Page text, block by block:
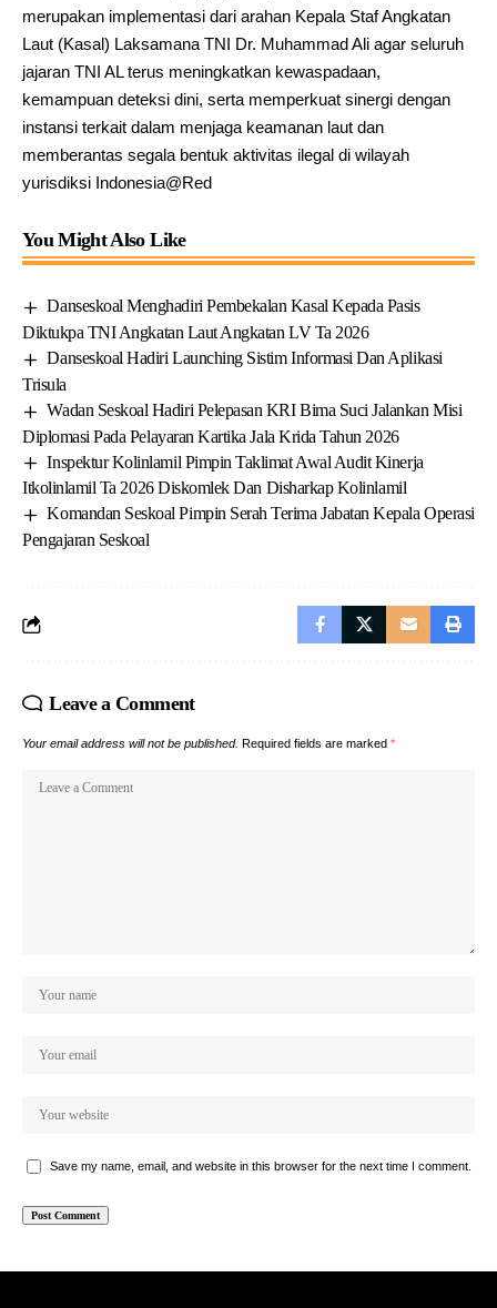
merupakan implementasi dari arahan Kepala Staf Angkatan
Laut (Kasal) Laksamana TNI Dr. Muhammad Ali agar seluruh
jajaran TNI AL terus meningkatkan kewaspadaan,
kemampuan deteksi dini, serta memperkuat sinergi dengan
instansi terkait dalam menjaga keamanan laut dan
memberantas segala bentuk aktivitas ilegal di wilayah
yurisdiksi Indonesia@Red
You Might Also Like
Danseskoal Menghadiri Pembekalan Kasal Kepada Pasis
Diktukpa TNI Angkatan Laut Angkatan LV Ta 2026
Danseskoal Hadiri Launching Sistim Informasi Dan Aplikasi
Trisula
Wadan Seskoal Hadiri Pelepasan KRI Bima Suci Jalankan Misi
Diplomasi Pada Pelayaran Kartika Jala Krida Tahun 2026
Inspektur Kolinlamil Pimpin Taklimat Awal Audit Kinerja
Itkolinlamil Ta 2026 Diskomlek Dan Disharkap Kolinlamil
Komandan Seskoal Pimpin Serah Terima Jabatan Kepala Operasi
Pengajaran Seskoal
Leave a Comment
Your email address will not be published. Required fields are marked *
Save my name, email, and website in this browser for the next time I comment.